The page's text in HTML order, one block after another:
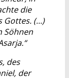
die
Gottes. (…)
Söhnen
des
der